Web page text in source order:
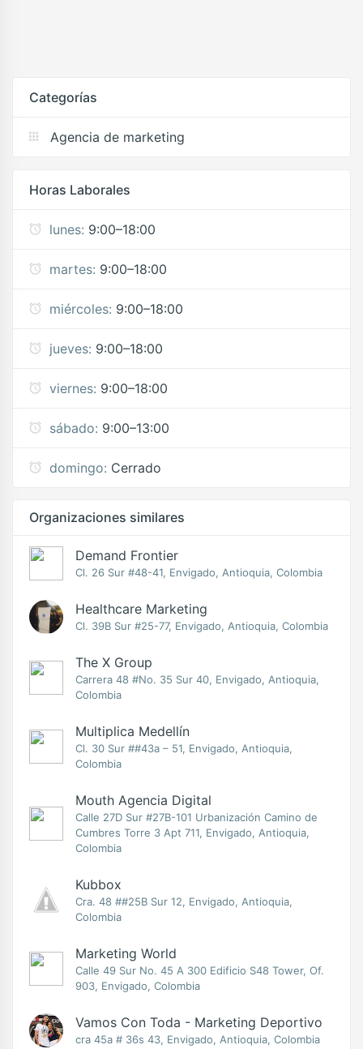
Categorías
Agencia de marketing
Horas Laborales
lunes: 9:00–18:00
martes: 9:00–18:00
miércoles: 9:00–18:00
jueves: 9:00–18:00
viernes: 9:00–18:00
sábado: 9:00–13:00
domingo: Cerrado
Organizaciones similares
Demand Frontier
Cl. 26 Sur #48-41, Envigado, Antioquia, Colombia
Healthcare Marketing
Cl. 39B Sur #25-77, Envigado, Antioquia, Colombia
The X Group
Carrera 48 #No. 35 Sur 40, Envigado, Antioquia,
Colombia
Multiplica Medellín
Cl. 30 Sur ##43a – 51, Envigado, Antioquia,
Colombia
Mouth Agencia Digital
Calle 27D Sur #27B-101 Urbanización Camino de
Cumbres Torre 3 Apt 711, Envigado, Antioquia,
Colombia
Kubbox
Cra. 48 ##25B Sur 12, Envigado, Antioquia,
Colombia
Marketing World
Calle 49 Sur No. 45 A 300 Edificio S48 Tower, Of.
903, Envigado, Colombia
Vamos Con Toda - Marketing Deportivo
cra 45a # 36s 43, Envigado, Antioquia, Colombia